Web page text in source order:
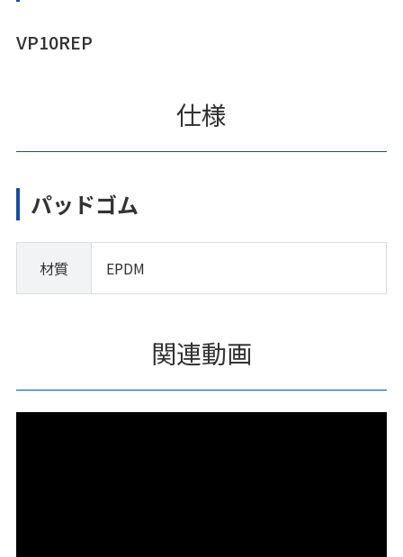
VP10REP
仕様
パッドゴム
材質 EPDM
関連動画